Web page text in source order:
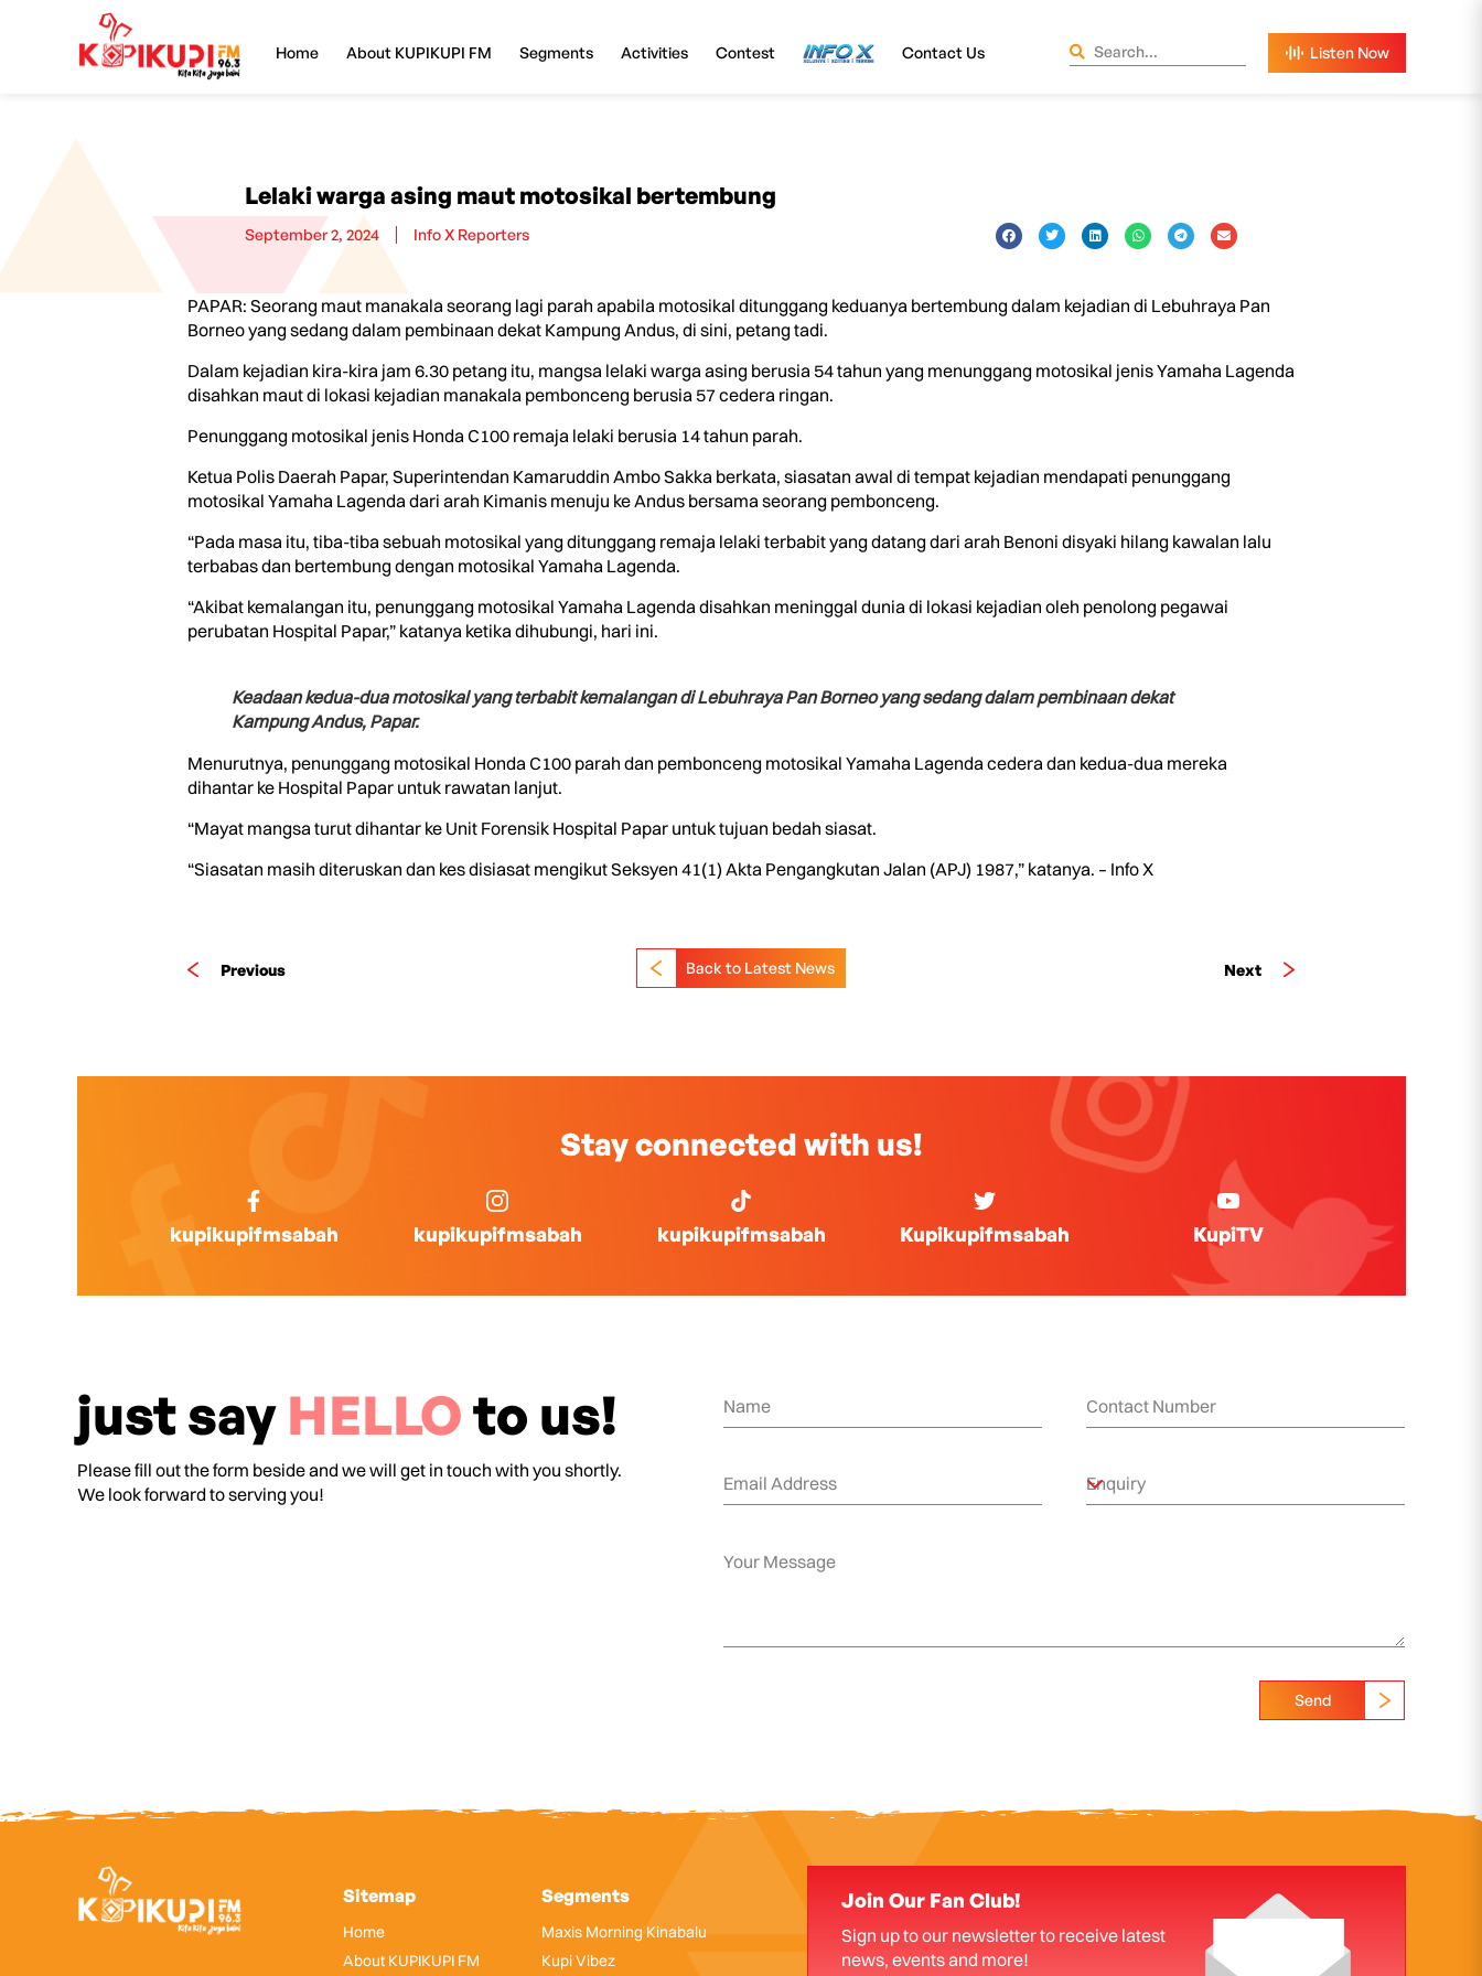
Home About KUPIKUPI FM Segments Activities Contest InfoX Contact Us
Lelaki warga asing maut motosikal bertembung
September 2, 2024 Info X Reporters
PAPAR: Seorang maut manakala seorang lagi parah apabila motosikal ditunggang keduanya bertembung dalam kejadian di Lebuhraya Pan
Borneo yang sedang dalam pembinaan dekat Kampung Andus, di sini, petang tadi.
Dalam kejadian kira-kira jam 6.30 petang itu, mangsa lelaki warga asing berusia 54 tahun yang menunggang motosikal jenis Yamaha Lagenda
disahkan maut di lokasi kejadian manakala pembonceng berusia 57 cedera ringan.
Penunggang motosikal jenis Honda C100 remaja lelaki berusia 14 tahun parah.
Ketua Polis Daerah Papar, Superintendan Kamaruddin Ambo Sakka berkata, siasatan awal di tempat kejadian mendapati penunggang
motosikal Yamaha Lagenda dari arah Kimanis menuju ke Andus bersama seorang pembonceng.
“Pada masa itu, tiba-tiba sebuah motosikal yang ditunggang remaja lelaki terbabit yang datang dari arah Benoni disyaki hilang kawalan lalu
terbabas dan bertembung dengan motosikal Yamaha Lagenda.
“Akibat kemalangan itu, penunggang motosikal Yamaha Lagenda disahkan meninggal dunia di lokasi kejadian oleh penolong pegawai
perubatan Hospital Papar,” katanya ketika dihubungi, hari ini.
Keadaan kedua-dua motosikal yang terbabit kemalangan di Lebuhraya Pan Borneo yang sedang dalam pembinaan dekat
Kampung Andus, Papar.
Menurutnya, penunggang motosikal Honda C100 parah dan pembonceng motosikal Yamaha Lagenda cedera dan kedua-dua mereka
dihantar ke Hospital Papar untuk rawatan lanjut.
“Mayat mangsa turut dihantar ke Unit Forensik Hospital Papar untuk tujuan bedah siasat.
“Siasatan masih diteruskan dan kes disiasat mengikut Seksyen 41(1) Akta Pengangkutan Jalan (APJ) 1987,” katanya. – Info X
Previous Next
Back to Latest News
Stay connected with us!
kupikupifmsabah kupikupifmsabah kupikupifmsabah Kupikupifmsabah KupiTV
just say HELLOto us!
Please fill out the form beside and we will get in touch with you shortly.
We look forward to serving you!
Send
Sitemap
Home
About KUPIKUPI FM
Segments
Maxis Morning Kinabalu
Kupi Vibez
Join Our Fan Club!
Sign up to our newsletter to receive latest
news, events and more!